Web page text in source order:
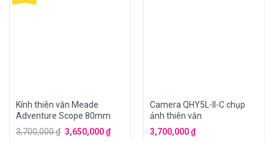
Kính thiên văn Meade
Adventure Scope 80mm
3,700,000₫ 3,650,000₫
Camera QHY5L-II-C chụp
ảnh thiên văn
3,700,000₫